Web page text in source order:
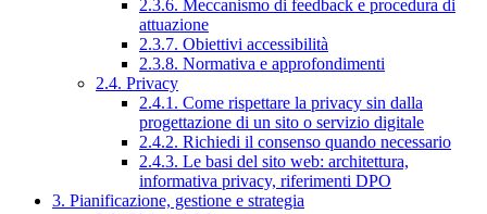
2.3.6. Meccanismo di feedback e procedura di
attuazione
2.3.7. Obiettivi accessibilità
2.3.8. Normativa e approfondimenti
2.4. Privacy
2.4.1. Come rispettare la privacy sin dalla
progettazione di un sito o servizio digitale
2.4.2. Richiedi il consenso quando necessario
2.4.3. Le basi del sito web: architettura,
informativa privacy, riferimenti DPO
3. Pianificazione, gestione e strategia